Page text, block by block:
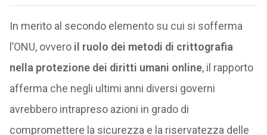
In merito al secondo elemento su cui si sofferma
l’ONU, ovvero il ruolo dei metodi di crittografia
nella protezione dei diritti umani online, il rapporto
afferma che negli ultimi anni diversi governi
avrebbero intrapreso azioni in grado di
compromettere la sicurezza e la riservatezza delle